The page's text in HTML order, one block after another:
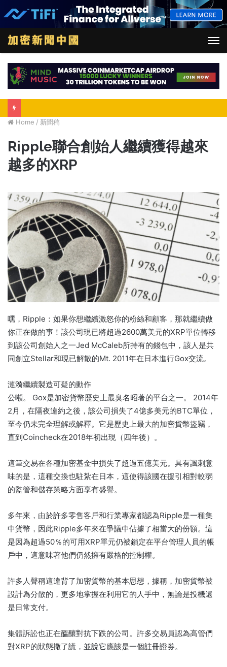
Home / 新聞稿
Ripple聯合創始人繼續獲得越來
越多的XRP
嘿，Ripple：如果你想繼續激怒你的粉絲和顧客，那就繼續做
你正在做的事！該公司現已將超過2600萬美元的XRP單位轉移
到該公司創始人之一Jed McCaleb所持有的錢包中，該人是共
同創立Stellar和現已解散的Mt. 2011年在日本進行Gox交流。
漣漪繼續製造可疑的動作
公噸。 Gox是加密貨幣歷史上最臭名昭著的平台之一。 2014年
2月，在隔夜違約之後，該公司損失了4億多美元的BTC單位，
至今仍未完全理解或解釋。它是歷史上最大的加密貨幣盜竊，
直到Coincheck在2018年初出現（四年後）。
這筆交易在各種加密基金中損失了超過五億美元。具有諷刺意
味的是，這種交換也駐紮在日本，這使得該國在援引相對較弱
的監管和儲存策略方面享有盛譽。
多年來，由於許多零售客戶和行業專家都認為Ripple是一種集
中貨幣，因此Ripple多年來在爭議中佔據了相當大的份額。這
是因為超過50％的可用XRP單元仍被鎖定在平台管理人員的帳
戶中，這意味著他們仍然擁有嚴格的控制權。
許多人聲稱這違背了加密貨幣的基本思想，據稱，加密貨幣被
設計為分散的，更多地掌握在利用它的人手中，無論是投機還
是日常支付。
集體訴訟也正在醞釀對抗下跌的公司。許多交易員認為高管們
對XRP的狀態撒了謊，並說它應該是一個註冊證券。